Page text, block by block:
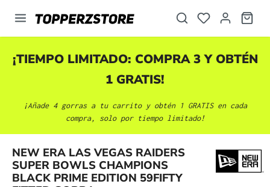
principal
¡TIEMPO LIMITADO: COMPRA 3 Y OBTÉN
1 GRATIS!
¡Añade 4 gorras a tu carrito y obtén 1 GRATIS en cada
compra, solo por tiempo limitado!
NEW ERA LAS VEGAS RAIDERS
SUPER BOWLS CHAMPIONS
BLACK PRIME EDITION 59FIFTY
Omitir galería de imágenes